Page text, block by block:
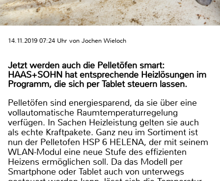
14.11.2019 07:24 Uhr von Jochen Wieloch
Jetzt werden auch die Pelletöfen smart:
HAAS+SOHN hat entsprechende Heizlösungen im
Programm, die sich per Tablet steuern lassen.
Pelletöfen sind energiesparend, da sie über eine
vollautomatische Raumtemperaturregelung
verfügen. In Sachen Heizleistung gelten sie auch
als echte Kraftpakete. Ganz neu im Sortiment ist
nun der Pelletofen HSP 6 HELENA, der mit seinem
WLAN-Modul eine neue Stufe des effizienten
Heizens ermöglichen soll. Da das Modell per
Smartphone oder Tablet auch von unterwegs